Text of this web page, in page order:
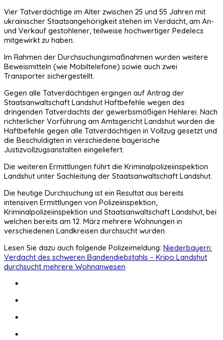
Vier Tatverdächtige im Alter zwischen 25 und 55 Jahren mit
ukrainischer Staatsangehörigkeit stehen im Verdacht, am An-
und Verkauf gestohlener, teilweise hochwertiger Pedelecs
mitgewirkt zu haben.
Im Rahmen der Durchsuchungsmaßnahmen wurden weitere
Beweismitteln (wie Mobiltelefone) sowie auch zwei
Transporter sichergestellt.
Gegen alle Tatverdächtigen ergingen auf Antrag der
Staatsanwaltschaft Landshut Haftbefehle wegen des
dringenden Tatverdachts der gewerbsmäßigen Hehlerei. Nach
richterlicher Vorführung am Amtsgericht Landshut wurden die
Haftbefehle gegen alle Tatverdächtigen in Vollzug gesetzt und
die Beschuldigten in verschiedene bayerische
Justizvollzugsanstalten eingeliefert.
Die weiteren Ermittlungen führt die Kriminalpolizeiinspektion
Landshut unter Sachleitung der Staatsanwaltschaft Landshut.
Die heutige Durchsuchung ist ein Resultat aus bereits
intensiven Ermittlungen von Polizeiinspektion,
Kriminalpolizeiinspektion und Staatsanwaltschaft Landshut, bei
welchen bereits am 12. März mehrere Wohnungen in
verschiedenen Landkreisen durchsucht wurden.
Lesen Sie dazu auch folgende Polizeimeldung: Niederbayern:
Verdacht des schweren Bandendiebstahls – Kripo Landshut
durchsucht mehrere Wohnanwesen